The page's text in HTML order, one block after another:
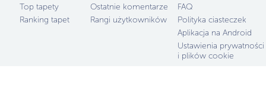
Top tapety
Ranking tapet
Ostatnie komentarze
Rangi użytkowników
FAQ
Polityka ciasteczek
Aplikacja na Android
Ustawienia prywatności
i plików cookie